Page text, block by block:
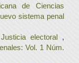
de Ciencias
sistema penal
Justicia electoral ,
Vol. 1 Núm.